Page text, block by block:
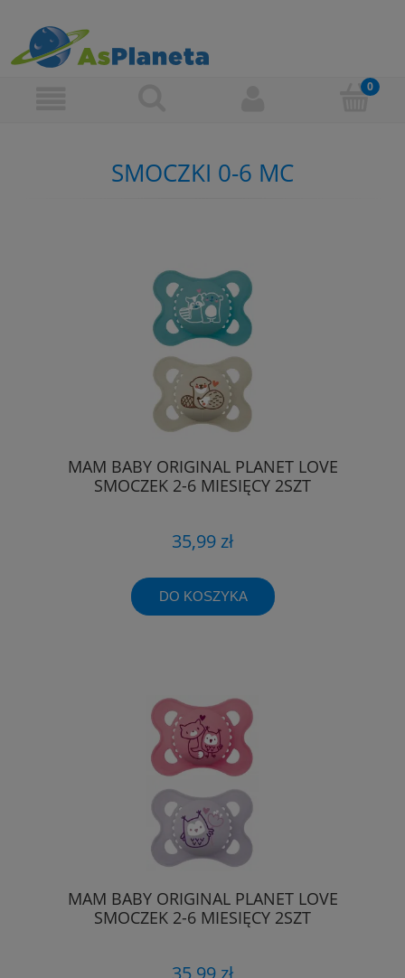
SMOCZKI 0-6 MC
MAM BABY ORIGINAL PLANET LOVE
SMOCZEK 2-6 MIESIĘCY 2SZT
35,99 zł
DO KOSZYKA
MAM BABY ORIGINAL PLANET LOVE
SMOCZEK 2-6 MIESIĘCY 2SZT